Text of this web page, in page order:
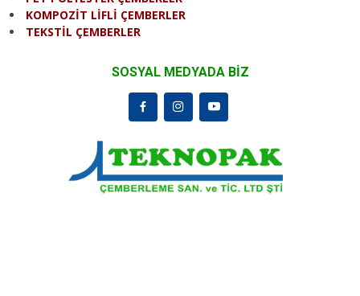
KOMPOZİT LİFLİ ÇEMBERLER
TEKSTİL ÇEMBERLER
SOSYAL MEDYADA BİZ